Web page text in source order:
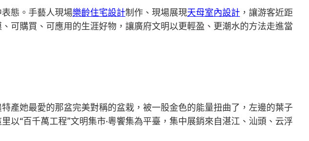
態。手藝人現場樂齡住宅設計制作、現場展現天母室內設計 ，讓游客近距
可購買、可應用的生涯好物，讓廣府文明以更輕盈、更潮水的方法走進當
產她最愛的那盆完美對稱的盆栽，被一股金色的能量扭曲了，左邊的葉子
“百千萬工程”文明集市·粵饗集為平臺，集中展銷來自湛江、汕頭、云浮